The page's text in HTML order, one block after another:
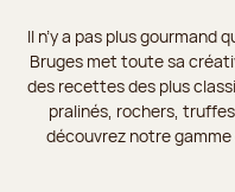
Il n’y a pas plus gourmand
Bruges met toute sa
des recettes des plus
pralinés, rochers,
découvrez notre